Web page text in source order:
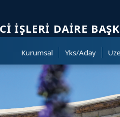
İŞLERI DAIRE
Kurumsal Yks/Aday